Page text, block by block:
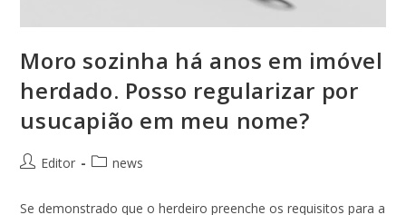
Moro sozinha há anos em imóvel
herdado. Posso regularizar por
usucapião em meu nome?
Editor news
Se demonstrado que o herdeiro preenche os requisitos para a